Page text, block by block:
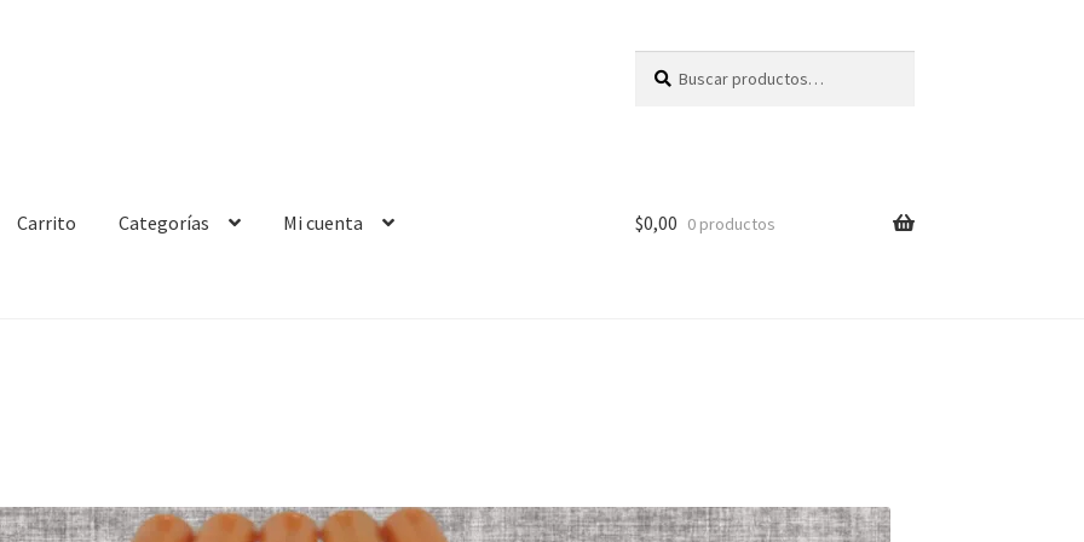
por:
Carrito Categorías Mi cuenta $0,00 0 productos